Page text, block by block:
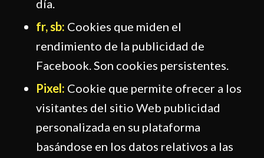
día.
fr, sb: Cookies que miden el
rendimiento de la publicidad de
Facebook. Son cookies persistentes.
Pixel: Cookie que permite ofrecer a los
visitantes del sitio Web publicidad
personalizada en su plataforma
basándose en los datos relativos a las